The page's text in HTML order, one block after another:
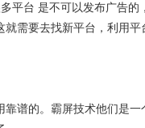
平台 是不可以发布广告
需要去找新平台，利用平
谱的。霸屏技术他们是